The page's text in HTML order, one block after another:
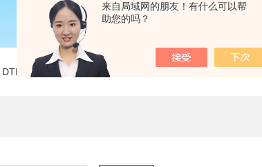
来自局域网的朋友！有什么可以帮
助您的吗？
超声波清洗器 实验室仪器设备